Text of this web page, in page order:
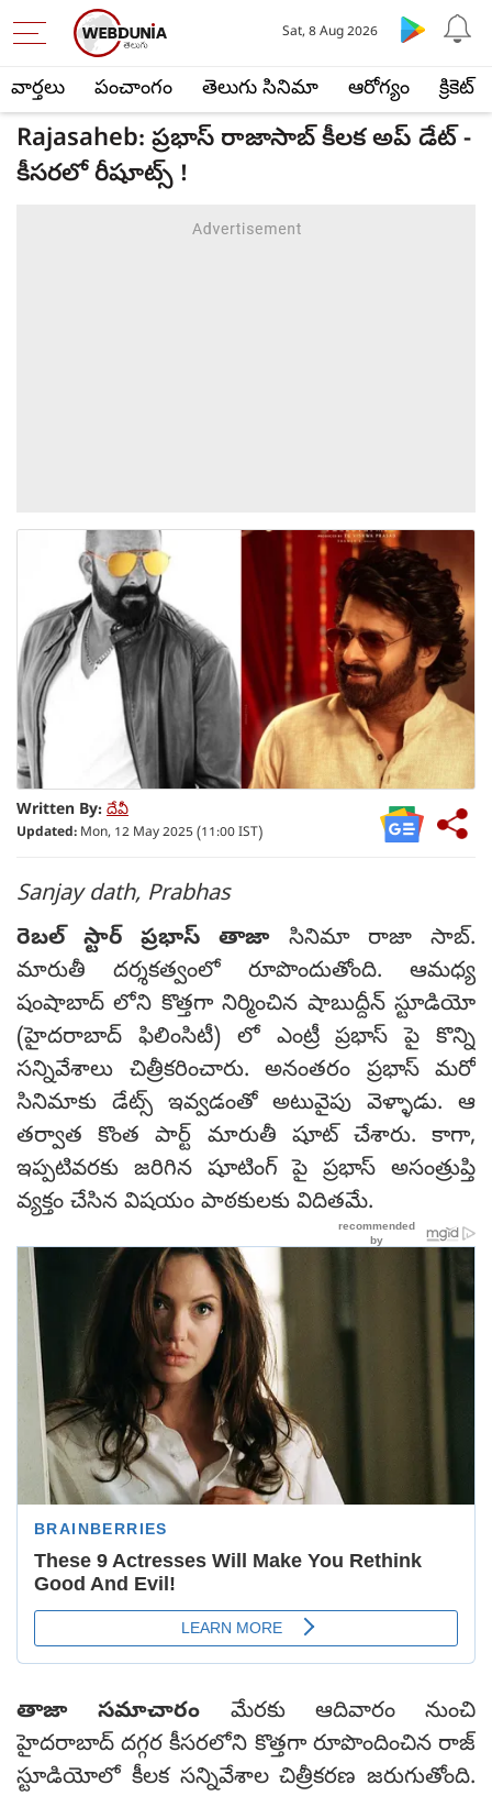
వార్తలు పంచాంగం తెలుగు సినిమా ఆరోగ్యం క్రికెట్
Sat, 8 Aug 2026
Rajasaheb: ప్రభాస్ రాజాసాబ్ కీలక అప్ డేట్ -
కీసరలో రీషూట్స్ !
Written By: దేవీ
Updated: Mon, 12 May 2025 (11:00 IST)
Sanjay dath, Prabhas
రెబల్ స్టార్ ప్రభాస్ తాజా సినిమా రాజా సాబ్.
మారుతీ దర్శకత్వంలో రూపొందుతోంది. ఆమధ్య
షంషాబాద్ లోని కొత్తగా నిర్మించిన షాబుద్దీన్ స్టూడియో
(హైదరాబాద్ ఫిలింసిటీ) లో ఎంట్రీ ప్రభాస్ పై కొన్ని
సన్నివేశాలు చిత్రీకరించారు. అనంతరం ప్రభాస్ మరో
సినిమాకు డేట్స్ ఇవ్వడంతో అటువైపు వెళ్ళాడు. ఆ
తర్వాత కొంత పార్ట్ మారుతీ షూట్ చేశారు. కాగా,
ఇప్పటివరకు జరిగిన షూటింగ్ పై ప్రభాస్ అసంత్రుప్తి
వ్యక్తం చేసిన విషయం పాఠకులకు విదితమే.
తాజా సమాచారం మేరకు ఆదివారం నుంచి
హైదరాబాద్ దగ్గర కీసరలోని కొత్తగా రూపొందించిన రాజ్
స్టూడియోలో కీలక సన్నివేశాల చిత్రీకరణ జరుగుతోంది.